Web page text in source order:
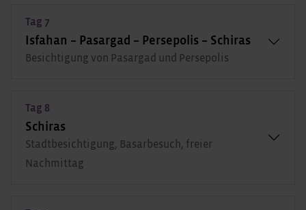
Tag 7
Isfahan – Pasargad – Persepolis – Schiras
Besichtigung von Pasargad und Persepolis
Tag 8
Schiras
Stadtbesichtigung, Basarbesuch, freier
Nachmittag